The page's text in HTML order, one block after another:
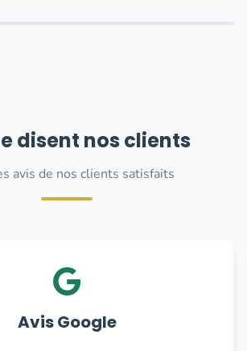
disent nos clients
avis de nos clients satisfaits
Avis Google